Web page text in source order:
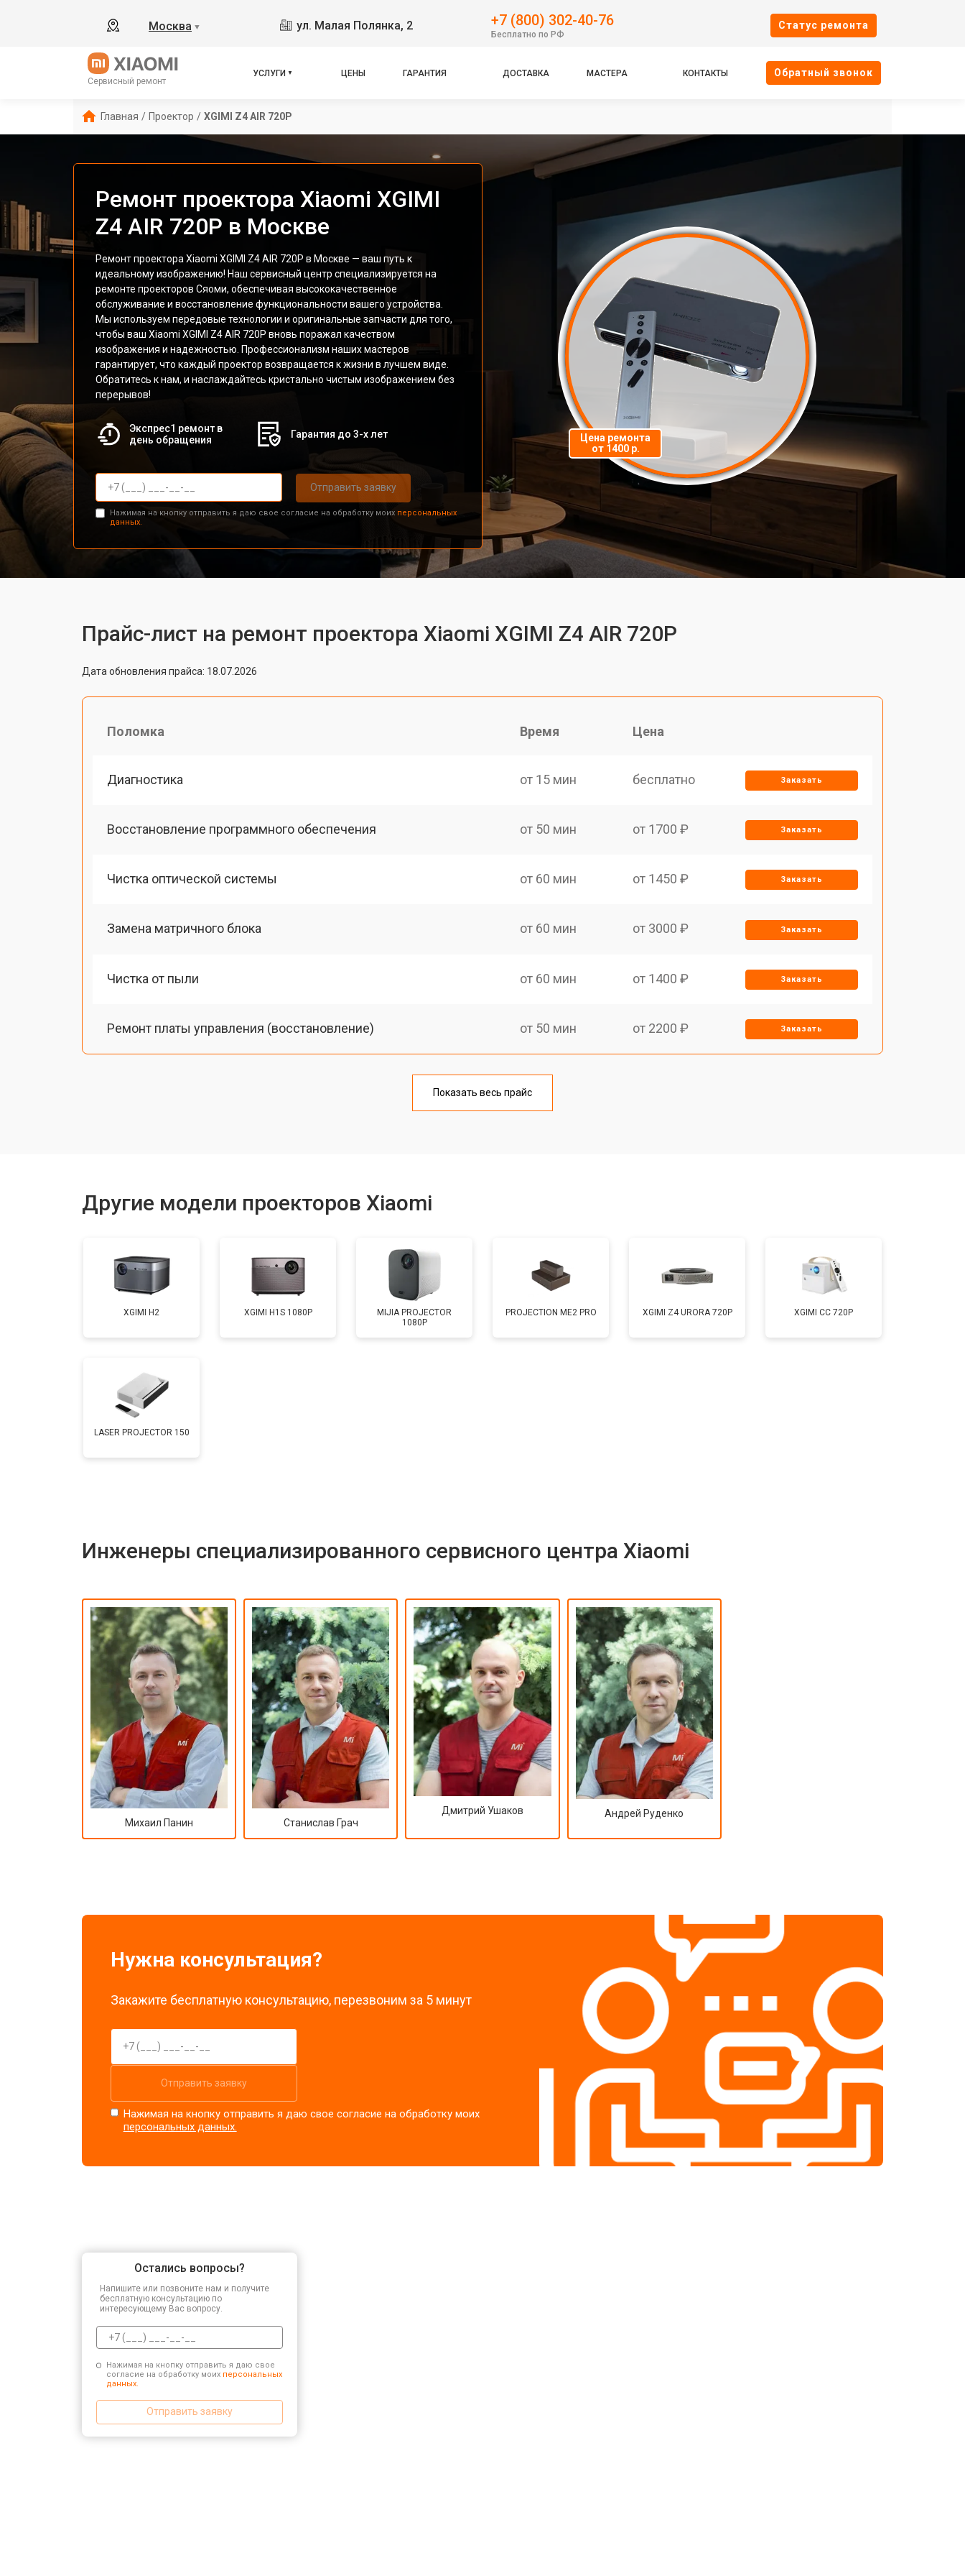
Москва ▼ ул. Малая Полянка, 2 +7 (800) 302-40-76
Бесплатно по РФ
Cтатус ремонта
Сервисный ремонт
УСЛУГИ ЦЕНЫ ГАРАНТИЯ ДОСТАВКА МАСТЕРА КОНТАКТЫ Oбратный звонок
Главная / Проектор / XGIMI Z4 AIR 720P
Ремонт проектора Xiaomi XGIMI
Z4 AIR 720P в Москве
Ремонт проектора Xiaomi XGIMI Z4 AIR 720P в Москве — ваш путь к
идеальному изображению! Наш сервисный центр специализируется на
ремонте проекторов Сяоми, обеспечивая высококачественное
обслуживание и восстановление функциональности вашего устройства.
Мы используем передовые технологии и оригинальные запчасти для того,
чтобы ваш Xiaomi XGIMI Z4 AIR 720P вновь поражал качеством
изображения и надежностью. Профессионализм наших мастеров
гарантирует, что каждый проектор возвращается к жизни в лучшем виде.
Обратитесь к нам, и наслаждайтесь кристально чистым изображением без
перерывов!
Экспрес1 ремонт в
день обращения
Гарантия до 3-х лет
Отправить заявку
Нажимая на кнопку отправить я даю свое согласие на обработку моих персональных
данных.
Цена ремонта
от 1400 р.
Прайс-лист на ремонт проектора Xiaomi XGIMI Z4 AIR 720P
Дата обновления прайса: 18.07.2026
Поломка Время Цена
Диагностика от 15 мин бесплатно Заказать
Восстановление программного обеспечения от 50 мин от 1700 ₽ Заказать
Чистка оптической системы от 60 мин от 1450 ₽ Заказать
Замена матричного блока от 60 мин от 3000 ₽ Заказать
Чистка от пыли от 60 мин от 1400 ₽ Заказать
Ремонт платы управления (восстановление) от 50 мин от 2200 ₽ Заказать
от 60 мин
Ремонт блока питания от 70 мин от 2000 ₽ Заказать
Показать весь прайс
Другие модели проекторов Xiaomi
XGIMI H2 XGIMI H1S 1080P
MIJIA PROJECTOR
1080P
PROJECTION ME2 PRO XGIMI Z4 URORA 720P XGIMI CC 720P
LASER PROJECTOR 150
Инженеры специализированного сервисного центра Xiaomi
Михаил Панин Станислав Грач
Дмитрий Ушаков Андрей Руденко
Нужна консультация?
Закажите бесплатную консультацию, перезвоним за 5 минут
Отправить заявку
Нажимая на кнопку отправить я даю свое согласие на обработку моих
персональных данных.
Остались вопросы?
Напишите или позвоните нам и получите
бесплатную консультацию по
интересующему Вас вопросу.
Нажимая на кнопку отправить я даю свое
согласие на обработку моих персональных
данных.
Отправить заявку